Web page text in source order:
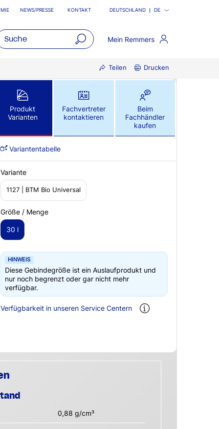
NEWS/PRESSE KONTAKT DEUTSCHLAND DE
Mein Remmers
Teilen Drucken
Produkt
Varianten
Fachvertreter
kontaktieren
Beim
Fachhändler
kaufen
Variantentabelle
Variante
1127 | BTM Bio Universal
Größe / Menge
30 l
HINWEIS
Diese Gebindegröße ist ein Auslaufprodukt und
nur noch begrenzt oder gar nicht mehr
verfügbar.
Verfügbarkeit in unseren Service Centern
0,88 g/cm³